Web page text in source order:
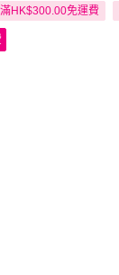
HK$300.00免運費